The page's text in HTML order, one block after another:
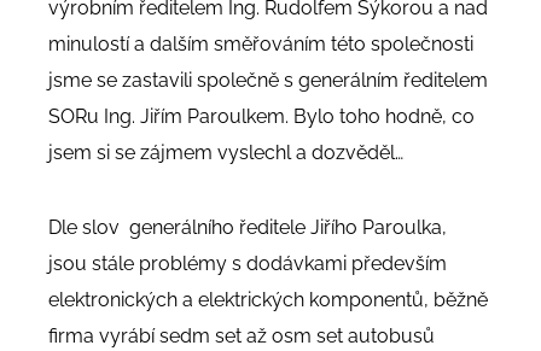
výrobním ředitelem Ing. Rudolfem Sýkorou a nad
minulostí a dalším směřováním této společnosti
jsme se zastavili společně s generálním ředitelem
SORu Ing. Jiřím Paroulkem. Bylo toho hodně, co
jsem si se zájmem vyslechl a dozvěděl…
Dle slov generálního ředitele Jiřího Paroulka,
jsou stále problémy s dodávkami především
elektronických a elektrických komponentů, běžně
firma vyrábí sedm set až osm set autobusů